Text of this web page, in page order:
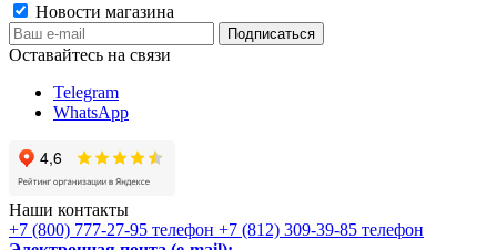
Новости магазина
Оставайтесь на связи
Telegram
WhatsApp
Наши контакты
+7 (800) 777-27-95 телефон +7 (812) 309-39-85 телефон